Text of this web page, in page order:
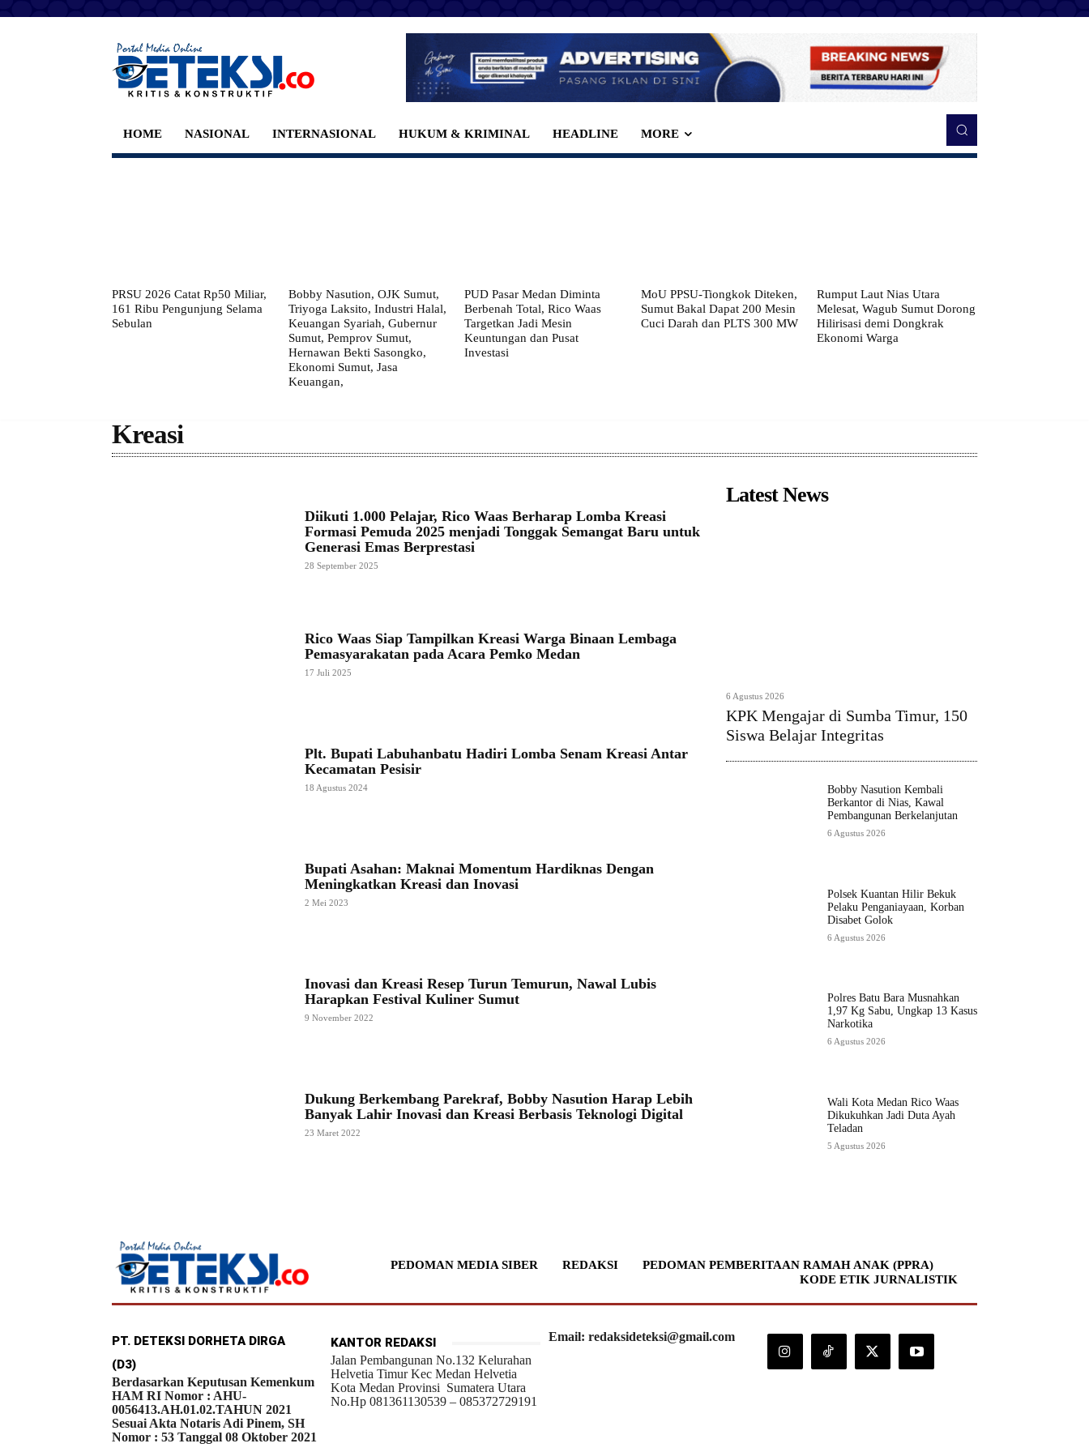
HOME NASIONAL INTERNASIONAL HUKUM & KRIMINAL HEADLINE MORE
PRSU 2026 Catat Rp50 Miliar,
161 Ribu Pengunjung Selama
Sebulan
Bobby Nasution, OJK Sumut,
Triyoga Laksito, Industri Halal,
Keuangan Syariah, Gubernur
Sumut, Pemprov Sumut,
Hernawan Bekti Sasongko,
Ekonomi Sumut, Jasa
Keuangan,
PUD Pasar Medan Diminta
Berbenah Total, Rico Waas
Targetkan Jadi Mesin
Keuntungan dan Pusat
Investasi
MoU PPSU-Tiongkok Diteken,
Sumut Bakal Dapat 200 Mesin
Cuci Darah dan PLTS 300 MW
Rumput Laut Nias Utara
Melesat, Wagub Sumut Dorong
Hilirisasi demi Dongkrak
Ekonomi Warga
Kreasi
Diikuti 1.000 Pelajar, Rico Waas Berharap Lomba Kreasi
Formasi Pemuda 2025 menjadi Tonggak Semangat Baru untuk
Generasi Emas Berprestasi
28 September 2025
Rico Waas Siap Tampilkan Kreasi Warga Binaan Lembaga
Pemasyarakatan pada Acara Pemko Medan
17 Juli 2025
Plt. Bupati Labuhanbatu Hadiri Lomba Senam Kreasi Antar
Kecamatan Pesisir
18 Agustus 2024
Bupati Asahan: Maknai Momentum Hardiknas Dengan
Meningkatkan Kreasi dan Inovasi
2 Mei 2023
Inovasi dan Kreasi Resep Turun Temurun, Nawal Lubis
Harapkan Festival Kuliner Sumut
9 November 2022
Dukung Berkembang Parekraf, Bobby Nasution Harap Lebih
Banyak Lahir Inovasi dan Kreasi Berbasis Teknologi Digital
23 Maret 2022
Latest News
6 Agustus 2026
KPK Mengajar di Sumba Timur, 150
Siswa Belajar Integritas
Bobby Nasution Kembali
Berkantor di Nias, Kawal
Pembangunan Berkelanjutan
6 Agustus 2026
Polsek Kuantan Hilir Bekuk
Pelaku Penganiayaan, Korban
Disabet Golok
6 Agustus 2026
Polres Batu Bara Musnahkan
1,97 Kg Sabu, Ungkap 13 Kasus
Narkotika
6 Agustus 2026
Wali Kota Medan Rico Waas
Dikukuhkan Jadi Duta Ayah
Teladan
5 Agustus 2026
PEDOMAN MEDIA SIBER REDAKSI
PEDOMAN PEMBERITAAN RAMAH ANAK (PPRA)
KODE ETIK JURNALISTIK
PT. DETEKSI DORHETA DIRGA
(D3)
Berdasarkan Keputusan Kemenkum
HAM RI Nomor : AHU-
0056413.AH.01.02.TAHUN 2021
Sesuai Akta Notaris Adi Pinem, SH
Nomor : 53 Tanggal 08 Oktober 2021
KANTOR REDAKSI
Jalan Pembangunan No.132 Kelurahan
Helvetia Timur Kec Medan Helvetia
Kota Medan Provinsi Sumatera Utara
No.Hp 081361130539 – 085372729191
Email: redaksideteksi@gmail.com